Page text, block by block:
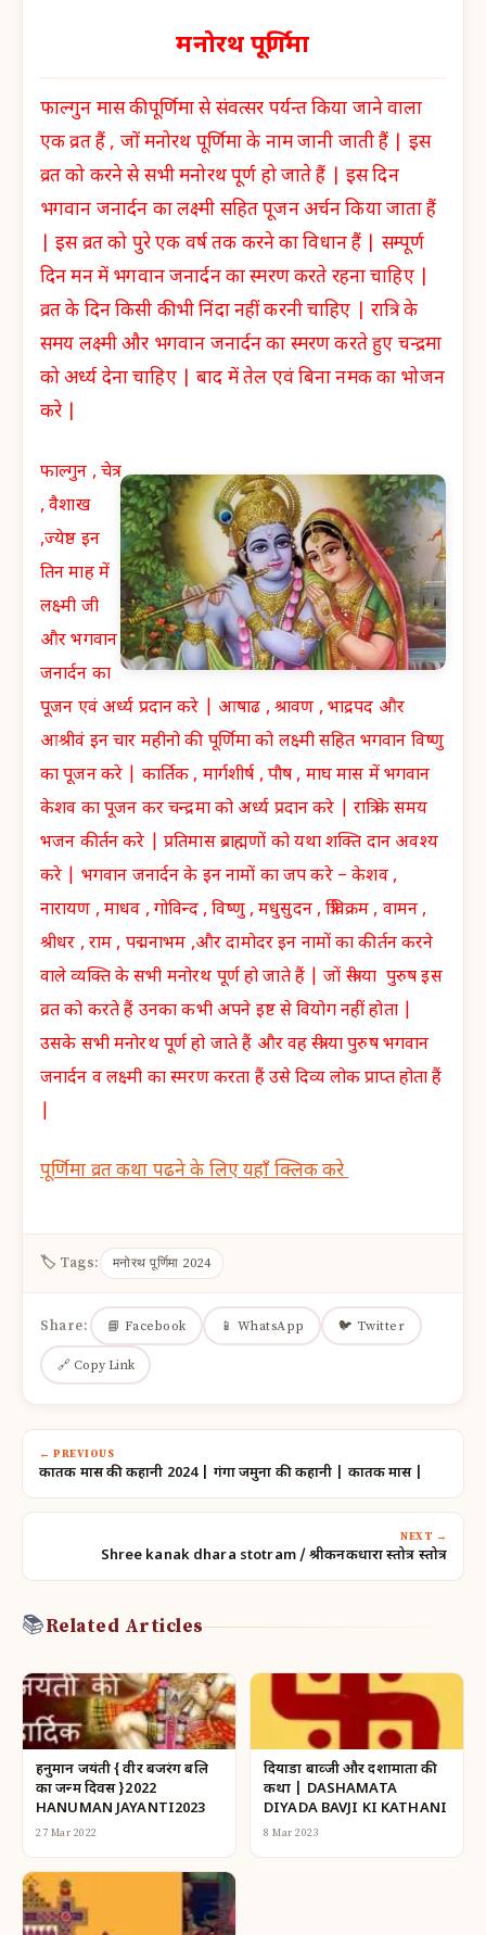
मनोरथ पूर्णिमा
फाल्गुन मास की पूर्णिमा से संवत्सर पर्यन्त किया जाने वाला
एक व्रत हैं , जों मनोरथ पूर्णिमा के नाम जानी जाती हैं | इस
व्रत को करने से सभी मनोरथ पूर्ण हो जाते हैं | इस दिन
भगवान जनार्दन का लक्ष्मी सहित पूजन अर्चन किया जाता हैं
| इस व्रत को पुरे एक वर्ष तक करने का विधान हैं | सम्पूर्ण
दिन मन में भगवान जनार्दन का स्मरण करते रहना चाहिए |
व्रत के दिन किसी की भी निंदा नहीं करनी चाहिए | रात्रि के
समय लक्ष्मी और भगवान जनार्दन का स्मरण करते हुए चन्द्रमा
को अर्ध्य देना चाहिए | बाद में तेल एवं बिना नमक का भोजन
करे |
फाल्गुन , चेत्र
, वैशाख
,ज्येष्ठ इन
तिन माह में
लक्ष्मी जी
और भगवान
जनार्दन का
पूजन एवं अर्ध्य प्रदान करे | आषाढ , श्रावण , भाद्रपद और
आश्रीवं इन चार महीनो की पूर्णिमा को लक्ष्मी सहित भगवान विष्णु
का पूजन करे | कार्तिक , मार्गशीर्ष , पौष , माघ मास में भगवान
केशव का पूजन कर चन्द्रमा को अर्ध्य प्रदान करे | रात्रि के समय
भजन कीर्तन करे | प्रतिमास ब्राह्मणों को यथा शक्ति दान अवश्य
करे | भगवान जनार्दन के इन नामों का जप करे – केशव ,
नारायण , माधव , गोविन्द , विष्णु , मधुसुदन , त्रिविक्रम , वामन ,
श्रीधर , राम , पद्मनाभम ,और दामोदर इन नामों का कीर्तन करने
वाले व्यक्ति के सभी मनोरथ पूर्ण हो जाते हैं | जों स्त्री या पुरुष इस
व्रत को करते हैं उनका कभी अपने इष्ट से वियोग नहीं होता |
उसके सभी मनोरथ पूर्ण हो जाते हैं और वह स्त्री या पुरुष भगवान
जनार्दन व लक्ष्मी का स्मरण करता हैं उसे दिव्य लोक प्राप्त होता हैं
पूर्णिमा व्रत कथा पढने के लिए यहाँ क्लिक करे
🏷 Tags: मनोरथ पूर्णिमा 2024
Share: 📘 Facebook 📱 WhatsApp 🐦 Twitter
🔗 Copy Link
← PREVIOUS
कार्तिक मास की कहानी 2024 | गंगा जमुना की कहानी | कार्तिक मास |
NEXT →
Shree kanak dhara stotram / श्रीकनकधारा स्तोत्र स्तोत्र
📚Related Articles
हनुमान जयंती { वीर बजरंग बलि
का जन्म दिवस }2022
HANUMAN JAYANTI2023
27 Mar 2022
दियाडा बाव्जी और दशामाता की
कथा | DASHAMATA
DIYADA BAVJI KI KATHANI
8 Mar 2023